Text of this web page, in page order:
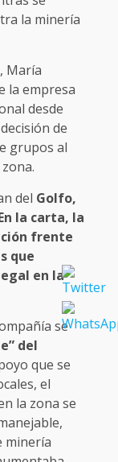
la minería
María
la empresa
desde
de
grupos al
del Golfo,
la carta, la
frente
que
en la
se
del
que se
el
la zona se
minería